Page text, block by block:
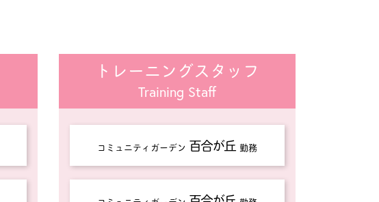
トレーニングスタッフ
Training Staff
コミュニティガーデン 百合が丘 勤務